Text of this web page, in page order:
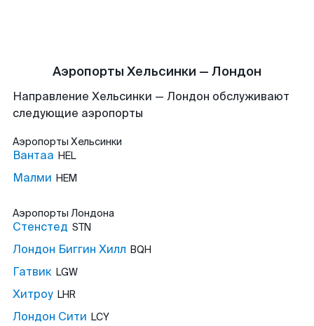
Аэропорты Хельсинки — Лондон
Направление Хельсинки — Лондон обслуживают
следующие аэропорты
Аэропорты Хельсинки
Вантаа HEL
Малми HEM
Аэропорты Лондона
Стенстед STN
Лондон Биггин Хилл BQH
Гатвик LGW
Хитроу LHR
Лондон Сити LCY